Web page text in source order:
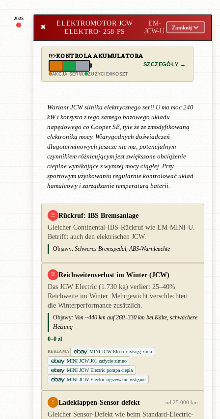
2025
✖
ELEKTROMOTOR JCW
ELEKTRO· 258 PS
EM-
JCW-U
Zamknij
KONTROLA AKUMULATORA
AKCJA SERW. ZUŻYCIE KOSZT
SZCZEGÓŁY →
Wariant JCW silnika elektrycznego serii U ma moc 240
kW i korzysta z tego samego bazowego układu
napędowego co Cooper SE, tyle że ze zmodyfikowaną
elektroniką mocy. Wiarygodnych doświadczeń
długoterminowych jeszcze nie ma; potencjalnym
czynnikiem różnicującym jest zwiększone obciążenie
cieplne wynikające z wyższej mocy ciągłej. Przy
sportowym użytkowaniu regularnie kontrolować układ
hamulcowy i zarządzanie temperaturą baterii.
!! Rückruf: IBS Bremsanlage
Gleicher Continental-IBS-Rückruf wie EM-MINI-U.
Betrifft auch den elektrischen JCW.
Objawy: Schweres Bremspedal, ABS-Warnleuchte
!! Reichweitenverlust im Winter (JCW)
Das JCW Electric (1.730 kg) verliert 25–40%
Reichweite im Winter. Mehrgewicht verschlechtert
die Winterperformance zusätzlich.
Objawy: Von ~440 km auf 260–330 km bei Kälte, schwächere
Heizung
0–0 zł
REKLAMA
MINI JCW Electric zasięg zima
MINI JCW J01 zużycie zimno
MINI JCW Electric pompa ciepła
MINI JCW Electric ogrzewanie wstępne
! Ladeklappen-Sensor defekt od 25 000 km
Gleicher Sensor-Defekt wie beim Standard-Electric-